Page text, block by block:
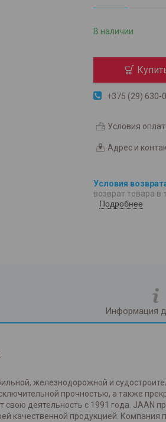
В наличии
+375 (29) 630-
Условия
Адрес и
возврат товара в
Подробнее
Информация
железнодорожной и
прочностью, а также
деятельность с 1991 года. JAAN
качественной продукцией. Компания